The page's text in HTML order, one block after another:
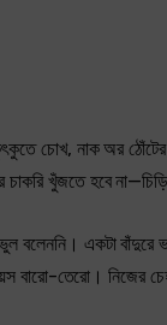
চোখ, নাক অর
খুঁজতে হবে
বলেননি। একটা
বারো-তেরো। নিজের